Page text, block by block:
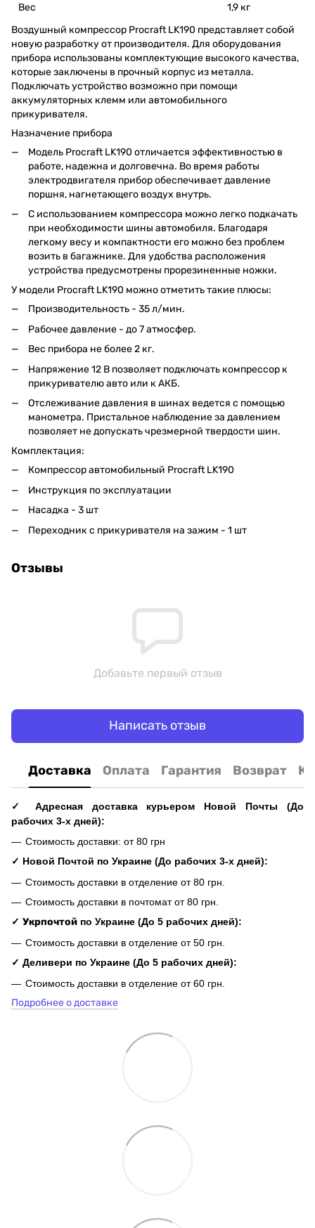
Вес
1,9 кг
Воздушный компрессор Procraft LK190 представляет собой
новую разработку от производителя. Для оборудования
прибора использованы комплектующие высокого качества,
которые заключены в прочный корпус из металла.
Подключать устройство возможно при помощи
аккумуляторных клемм или автомобильного
прикуривателя.
Назначение прибора
Модель Procraft LK190 отличается эффективностью в
работе, надежна и долговечна. Во время работы
электродвигателя прибор обеспечивает давление
поршня, нагнетающего воздух внутрь.
С использованием компрессора можно легко подкачать
при необходимости шины автомобиля. Благодаря
легкому весу и компактности его можно без проблем
возить в багажнике. Для удобства расположения
устройства предусмотрены прорезиненные ножки.
У модели Procraft LK190 можно отметить такие плюсы:
Производительность - 35 л/мин.
Рабочее давление - до 7 атмосфер.
Вес прибора не более 2 кг.
Напряжение 12 В позволяет подключать компрессор к
прикуривателю авто или к АКБ.
Отслеживание давления в шинах ведется с помощью
манометра. Пристальное наблюдение за давлением
позволяет не допускать чрезмерной твердости шин.
Комплектация:
Компрессор автомобильный Procraft LK190
Инструкция по эксплуатации
Насадка - 3 шт
Переходник с прикуривателя на зажим - 1 шт
Отзывы
Добавьте первый отзыв
Написать отзыв
Доставка Оплата Гарантия Возврат
✓ Адресная доставка курьером Новой Почты (До
рабочих 3-х дней):
Стоимость доставки: от 80 грн
✓ Новой Почтой по Украине (До рабочих 3-х дней):
Стоимость доставки в отделение от 80 грн.
Стоимость доставки в почтомат от 80 грн.
✓ Укрпочтой по Украине (До 5 рабочих дней):
Стоимость доставки в отделение от 50 грн.
✓ Деливери по Украине (До 5 рабочих дней):
Стоимость доставки в отделение от 60 грн.
Подробнее о доставке